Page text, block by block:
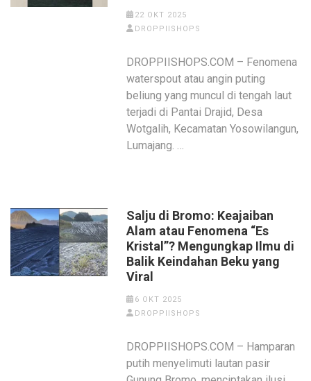
22 OKT 2025
DROPPIISHOPS
DROPPIISHOPS.COM – Fenomena
waterspout atau angin puting
beliung yang muncul di tengah laut
terjadi di Pantai Drajid, Desa
Wotgalih, Kecamatan Yosowilangun,
Lumajang. …
Salju di Bromo: Keajaiban
Alam atau Fenomena “Es
Kristal”? Mengungkap Ilmu di
Balik Keindahan Beku yang
Viral
6 OKT 2025
DROPPIISHOPS
DROPPIISHOPS.COM – Hamparan
putih menyelimuti lautan pasir